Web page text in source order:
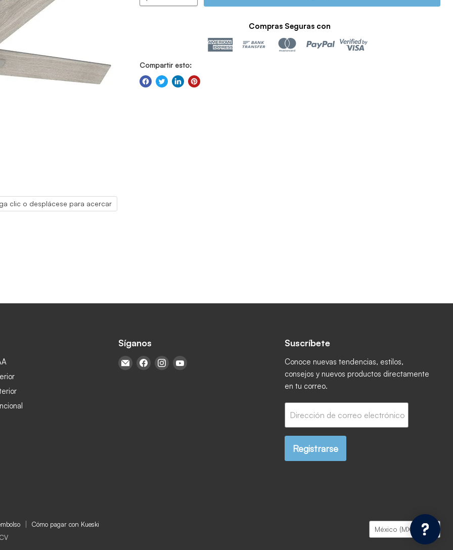
clic o desplácese para acercar
Compras Seguras con
Compartir esto:
Síganos
Encuéntrenos en Correo electrónico
Encuéntrenos en Facebook
Encuéntrenos en Instagram
Suscríbete
Conoce nuevas tendencias, estilos,
consejos y nuevos productos directamente
en tu correo.
Dirección de correo electrónico
Registrarse
Cómo pagar con Kueski
País
México (MXN $)